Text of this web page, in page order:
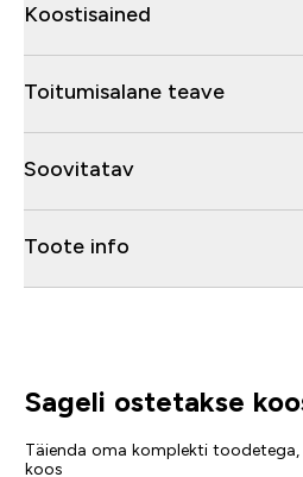
Koostisained
Toitumisalane teave
Soovitatav
Toote info
Sageli ostetakse
Täienda oma komplekti
koos